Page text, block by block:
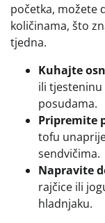
početka, možete
količinama, što
tjedna.
Kuhajte
ili
posudama.
Pripremite
tofu
sendvičima.
Napravite
rajčice ili
hladnjaku.